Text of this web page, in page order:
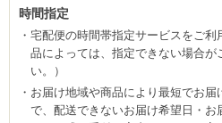
時間指定
宅配便の時間帯指定サービスをご
品によっては、指定できない場合が
い。）
お届け地域や商品により最短でお
で、配送できないお届け希望日・